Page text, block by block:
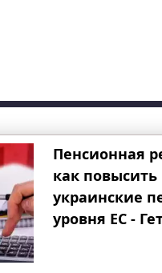
Пенсионная
как повысить
украинские
уровня ЕС -